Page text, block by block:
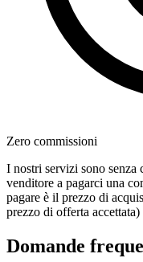
Zero commissioni
I nostri servizi sono
venditore a pagarci una
pagare è il prezzo di
prezzo di offerta
Domande